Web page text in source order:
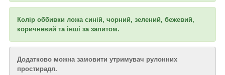
Колір оббивки ложа синій, чорний, зелений, бежевий,
коричневий та інші за запитом.
Додатково можна замовити утримувач рулонних
простирадл.